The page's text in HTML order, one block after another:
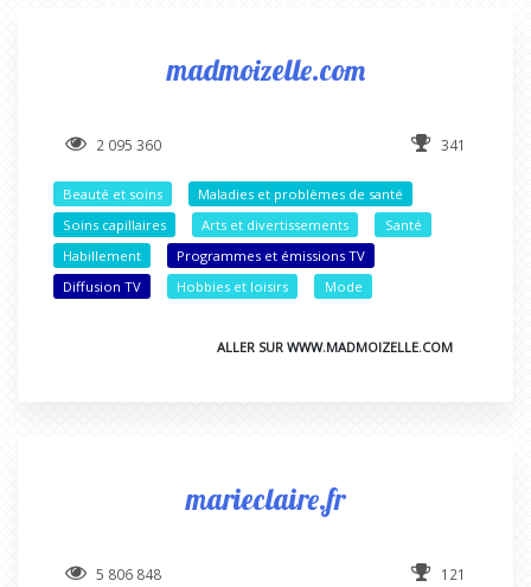
madmoizelle.com
2 095 360 341
Beauté et soins
Maladies et problèmes de santé
Soins capillaires
Arts et divertissements
Santé
Habillement
Programmes et émissions TV
Diffusion TV
Hobbies et loisirs Mode
ALLER SUR WWW.MADMOIZELLE.COM
marieclaire.fr
5 806 848 121